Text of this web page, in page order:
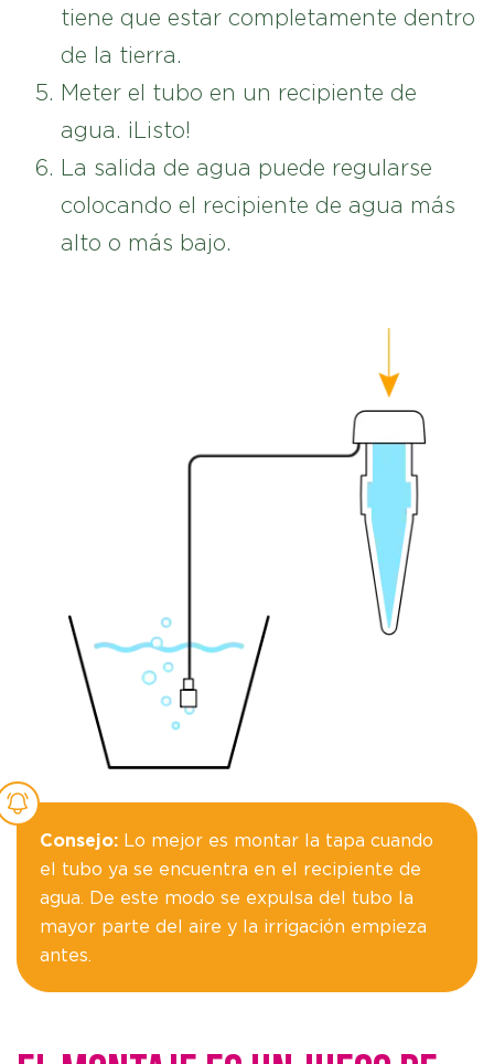
tiene que estar completamente dentro
de la tierra.
Meter el tubo en un recipiente de
agua. ¡Listo!
La salida de agua puede regularse
colocando el recipiente de agua más
alto o más bajo.
Consejo: Lo mejor es montar la tapa cuando
el tubo ya se encuentra en el recipiente de
agua. De este modo se expulsa del tubo la
mayor parte del aire y la irrigación empieza
antes.